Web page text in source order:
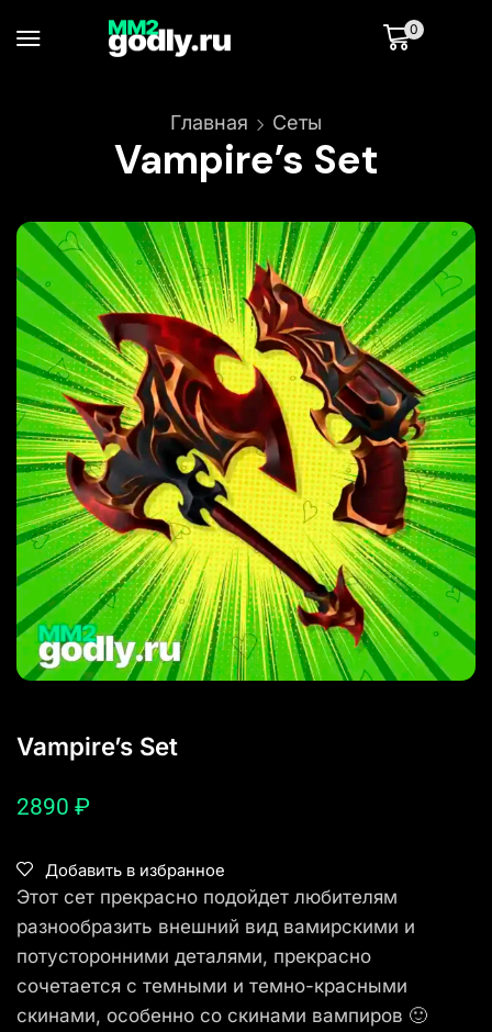
0
Главная Сеты
Vampire’s Set
Vampire’s Set
2890 ₽
Добавить в избранное
Этот сет прекрасно подойдет любителям
разнообразить внешний вид вамирскими и
потусторонними деталями, прекрасно
сочетается с темными и темно-красными
скинами, особенно со скинами вампиров 🙂